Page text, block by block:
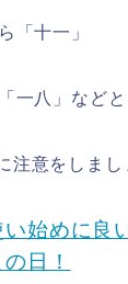
「十一」
一八」などと
注意をしまし
い始めに良
日！